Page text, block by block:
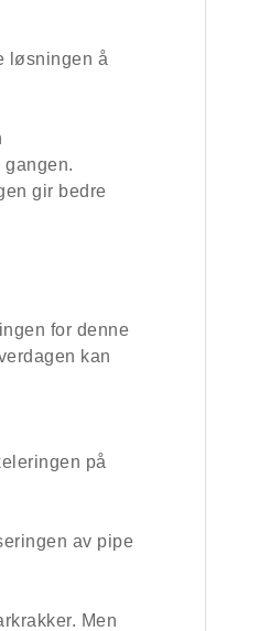
løsningen å
gir bedre
for denne
kan
på
av pipe
Men